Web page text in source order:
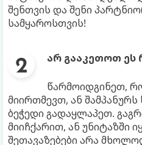
შენთვის და შენი
სამყაროსთვის!
არ გააკეთოთ ეს
წარმოიდგინეთ,
მიირთმევთ, ან
ბეჭედი გადაყლაპეთ.
მიიჩქარით, ან უნიტაზში
შეთავაზებები არა